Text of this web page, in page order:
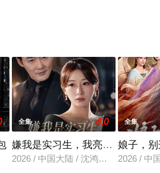
雷小米
全集 4.0
嫌我是实习生，我亮出老板身份
2026 / 中国大陆 / 沈鸿运＆刘亚倩
全集
娘子，
2026 / 中